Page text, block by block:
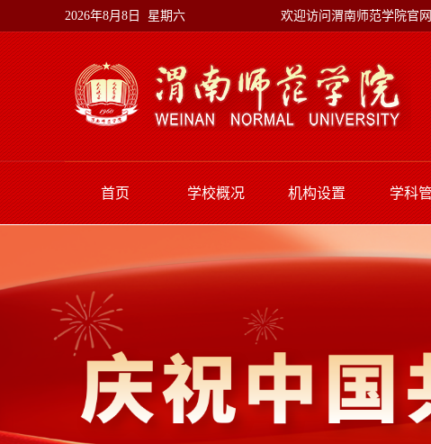
2026年8月8日 星期六 欢迎访问渭南师范学院官网
首页 学校概况 机构设置 学科